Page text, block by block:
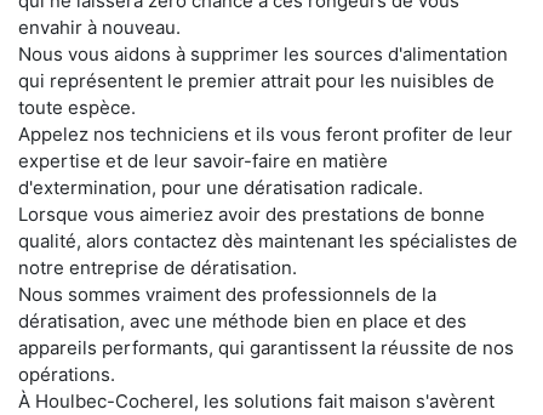
envahir à nouveau.
Nous vous aidons à supprimer les sources d'alimentation
qui représentent le premier attrait pour les nuisibles de
toute espèce.
Appelez nos techniciens et ils vous feront profiter de leur
expertise et de leur savoir-faire en matière
d'extermination, pour une dératisation radicale.
Lorsque vous aimeriez avoir des prestations de bonne
qualité, alors contactez dès maintenant les spécialistes de
notre entreprise de dératisation.
Nous sommes vraiment des professionnels de la
dératisation, avec une méthode bien en place et des
appareils performants, qui garantissent la réussite de nos
opérations.
À Houlbec-Cocherel, les solutions fait maison s'avèrent